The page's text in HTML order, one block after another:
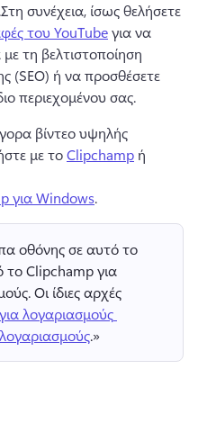
Στη συνέχεια, ίσως θελήσετε
του YouTube για να
τη βελτιστοποίηση
(SEO) ή να προσθέσετε
περιεχομένου σας.
βίντεο υψηλής
με το Clipchamp ή
για Windows.
οθόνης σε αυτό το
Clipchamp για
Οι ίδιες αρχές
λογαριασμούς
.»